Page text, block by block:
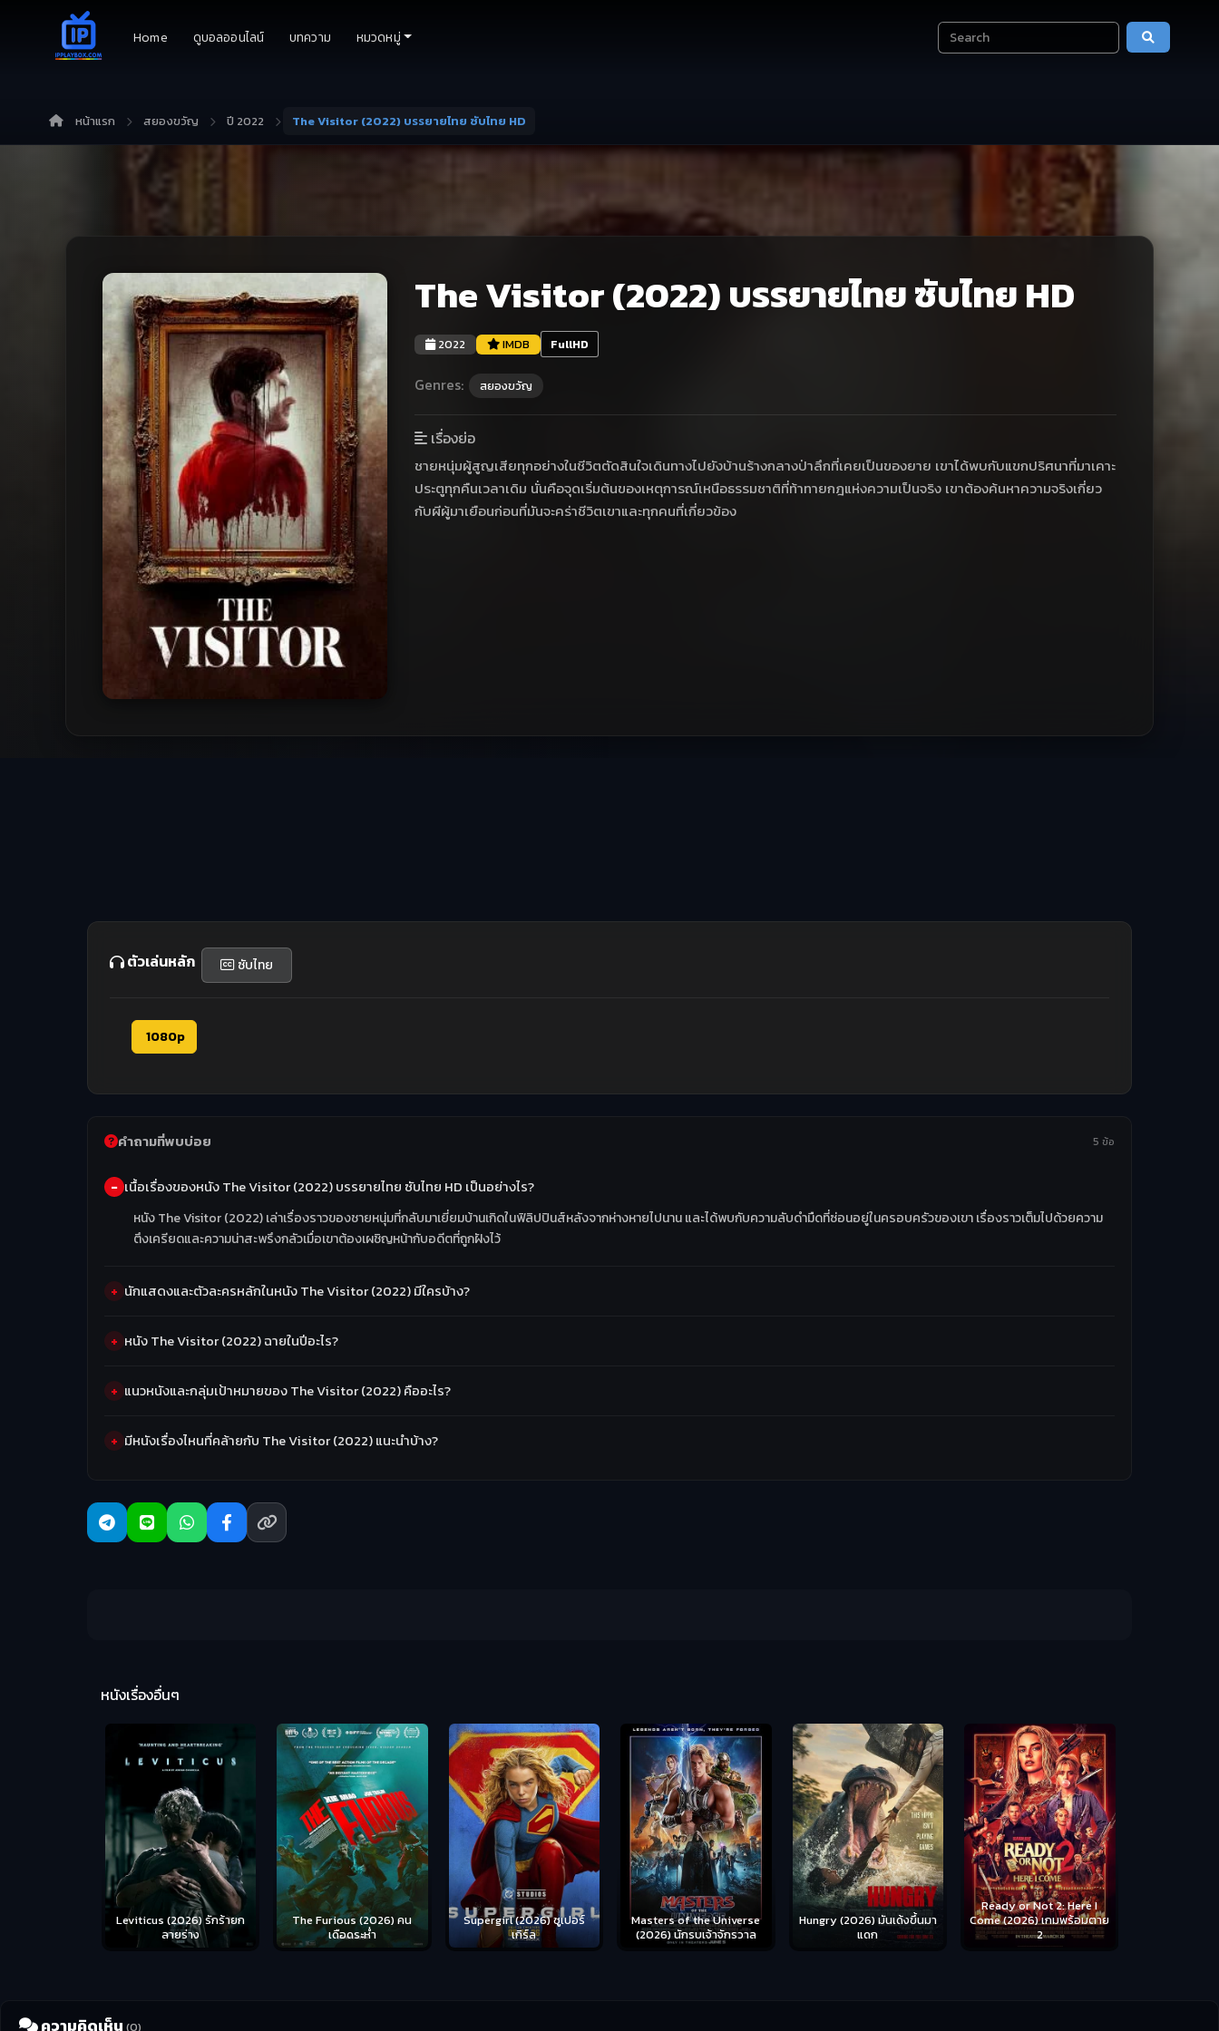
Home ดูบอลออนไลน์ บทความ หมวดหมู่
หน้าแรก สยองขวัญ ปี 2022 The Visitor (2022) บรรยายไทย ซับไทย HD
The Visitor (2022) บรรยายไทย ซับไทย HD
2022 IMDB FullHD
Genres: สยองขวัญ
เรื่องย่อ
ชายหนุ่มผู้สูญเสียทุกอย่างในชีวิตตัดสินใจเดินทางไปยังบ้านร้างกลางป่าลึกที่เคยเป็นของยาย เขาได้พบกับแขกปริศนาที่มาเคาะ
ประตูทุกคืนเวลาเดิม นั่นคือจุดเริ่มต้นของเหตุการณ์เหนือธรรมชาติที่ท้าทายกฎแห่งความเป็นจริง เขาต้องค้นหาความจริงเกี่ยว
กับผีผู้มาเยือนก่อนที่มันจะคร่าชีวิตเขาและทุกคนที่เกี่ยวข้อง
ตัวเล่นหลัก ซับไทย
1080p
คำถามที่พบบ่อย 5 ข้อ
เนื้อเรื่องของหนัง The Visitor (2022) บรรยายไทย ซับไทย HD เป็นอย่างไร?
หนัง The Visitor (2022) เล่าเรื่องราวของชายหนุ่มที่กลับมาเยี่ยมบ้านเกิดในฟิลิปปินส์หลังจากห่างหายไปนาน และได้พบกับความลับดำมืดที่ซ่อนอยู่ในครอบครัวของเขา เรื่องราวเต็มไปด้วยความ
ตึงเครียดและความน่าสะพรึงกลัวเมื่อเขาต้องเผชิญหน้ากับอดีตที่ถูกฝังไว้
นักแสดงและตัวละครหลักในหนัง The Visitor (2022) มีใครบ้าง?
หนัง The Visitor (2022) ฉายในปีอะไร?
แนวหนังและกลุ่มเป้าหมายของ The Visitor (2022) คืออะไร?
มีหนังเรื่องไหนที่คล้ายกับ The Visitor (2022) แนะนำบ้าง?
หนังเรื่องอื่นๆ
Leviticus (2026) รักร้ายก
ลายร่าง
The Furious (2026) คน
เดือดระห่ำ
Supergirl (2026) ซูเปอร์
เกิร์ล
Masters of the Universe
(2026) นักรบเจ้าจักรวาล
Hungry (2026) มันเด้งขึ้นมา
แดก
Ready or Not 2: Here I
Come (2026) เกมพร้อมตาย
2
ความคิดเห็น (0)